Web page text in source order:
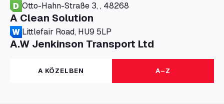
Otto-Hahn-Straße 3, , 48268
A Clean Solution
Littlefair Road, HU9 5LP
A.W Jenkinson Transport Ltd
Progress House, ME11 5GA
A+G Nettetal - Depot Parking
Am Panneschopp 7, 41334
A KÖZELBEN A–Z